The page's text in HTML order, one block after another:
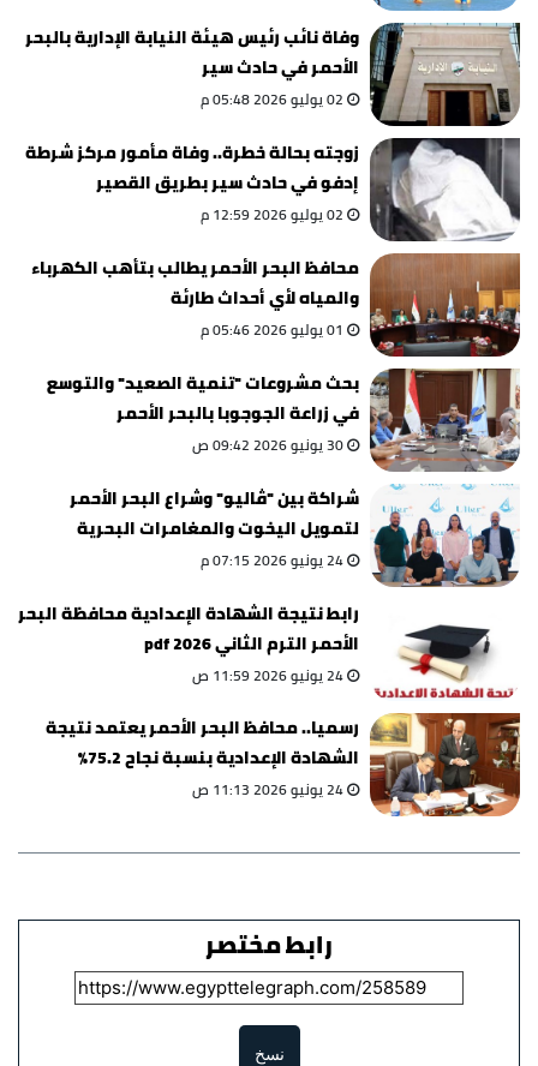
وفاة نائب رئيس هيئة النيابة الإدارية بالبحر
الأحمر في حادث سير
02 يوليو 2026 05:48 م
زوجته بحالة خطرة.. وفاة مأمور مركز شرطة
إدفو في حادث سير بطريق القصير
02 يوليو 2026 12:59 م
محافظ البحر الأحمر يطالب بتأهب الكهرباء
والمياه لأي أحداث طارئة
01 يوليو 2026 05:46 م
بحث مشروعات "تنمية الصعيد" والتوسع
في زراعة الجوجوبا بالبحر الأحمر
30 يونيو 2026 09:42 ص
شراكة بين "ڤاليو" وشراع البحر الأحمر
لتمويل اليخوت والمغامرات البحرية
24 يونيو 2026 07:15 م
رابط نتيجة الشهادة الإعدادية محافظة البحر
الأحمر الترم الثاني 2026 pdf
24 يونيو 2026 11:59 ص
رسميا.. محافظ البحر الأحمر يعتمد نتيجة
الشهادة الإعدادية بنسبة نجاح 75.2%
24 يونيو 2026 11:13 ص
رابط مختصر
نسخ